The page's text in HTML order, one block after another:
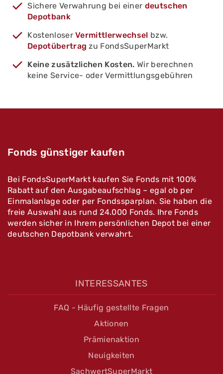
Sichere Verwahrung bei einer deutschen
Depotbank
KostenloserVermittlerwechsel bzw.
Depotübertrag zu FondsSuperMarkt
Keine zusätzlichen Kosten. Wir berechnen
keine Service- oder Vermittlungsgebühren
Fonds günstiger kaufen
Bei FondsSuperMarkt kaufen Sie Fonds mit 100%
Rabatt auf den Ausgabeaufschlag – egal ob per
Einmalanlage oder per Fondssparplan. Sie haben die
freie Auswahl aus rund 24.000 Fonds. Ihre Fonds
werden sicher in Ihrem persönlichen Depot bei einer
deutschen Depotbank verwahrt.
INTERESSANTES
FAQ - Häufig gestellte Fragen
Aktionen
Prämienaktion
Neuigkeiten
SachwertSuperMarkt